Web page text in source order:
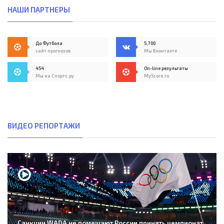
НАШИ ПАРТНЕРЫ
До Футбола
сайт прогнозов
5,700
Мы Вконтакте
454
Мы на Спортс.ру
On-line результаты
MyScore.ru
ВИДЕО РЕПОРТАЖИ